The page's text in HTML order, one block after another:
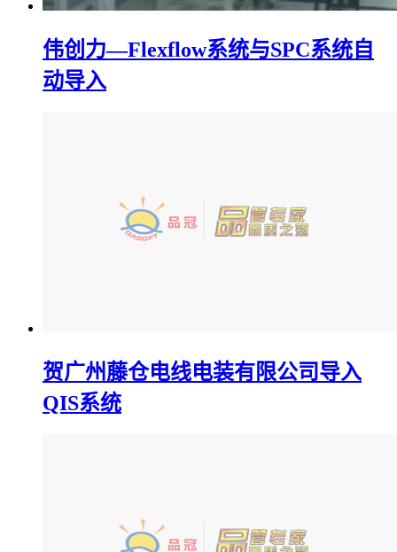
伟创力—Flexflow系统与SPC系统自
动导入
贺广州藤仓电线电装有限公司导入
QIS系统